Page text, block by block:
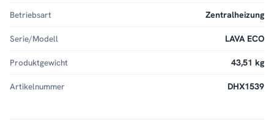
Betriebsart Zentralheizung
Serie/Modell LAVA ECO
Produktgewicht 43,51 kg
Artikelnummer DHX1539